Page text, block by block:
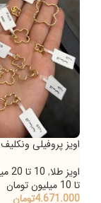
اویز پروفیلی ونکلیف
اویز طلا, 10 تا 20 میلیون تومان
تا 10 میلیون تومان
4.671.000تومان